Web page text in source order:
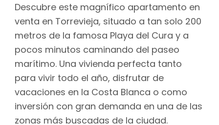
Descubre este magnífico apartamento en
venta en Torrevieja, situado a tan solo 200
metros de la famosa Playa del Cura y a
pocos minutos caminando del paseo
marítimo. Una vivienda perfecta tanto
para vivir todo el año, disfrutar de
vacaciones en la Costa Blanca o como
inversión con gran demanda en una de las
zonas más buscadas de la ciudad.